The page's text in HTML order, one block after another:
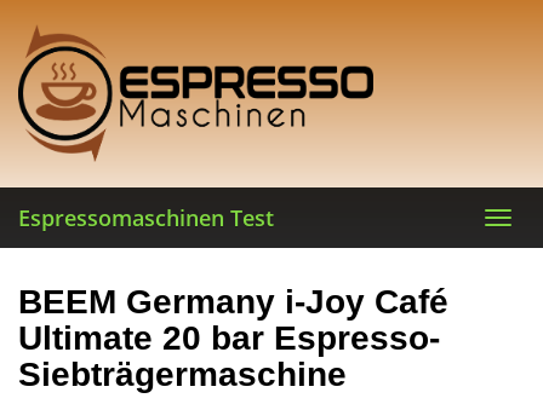
main
content
Espressomaschinen Test
BEEM Germany i-Joy Café
Ultimate 20 bar Espresso-
Siebträgermaschine